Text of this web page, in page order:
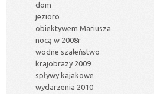
dom
jezioro
obiektywem Mariusza
nocą w 2008r
wodne szaleństwo
krajobrazy 2009
spływy kajakowe
wydarzenia 2010